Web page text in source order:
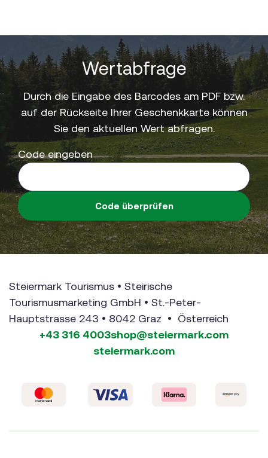
Wertabfrage
Durch die Eingabe des Barcodes am PDF bzw.
auf der Rückseite Ihrer Geschenkkarte können
Sie den aktuellen Wert abfragen.
Code eingeben
Code überprüfen
Steiermark Tourismus • Steirische
Tourismusmarketing GmbH • St.-Peter-
Hauptstrasse 243 • 8042 Graz • Österreich
+43 316 4003shop@steiermark.com
steiermark.com